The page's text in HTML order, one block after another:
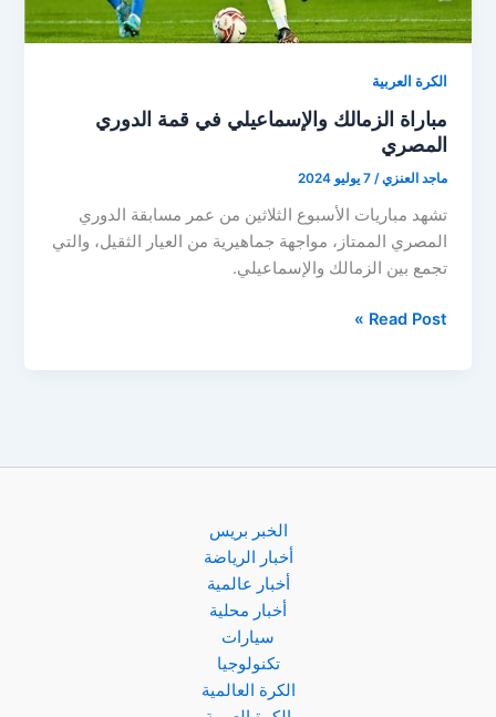
الكرة العربية
مباراة الزمالك والإسماعيلي في قمة الدوري
المصري
ماجد العنزي/7 يوليو 2024
تشهد مباريات الأسبوع الثلاثين من عمر مسابقة الدوري
المصري الممتاز، مواجهة جماهيرية من العيار الثقيل، والتي
تجمع بين الزمالك والإسماعيلي.
مباراة
Read Post »
الخبر بريس
أخبار الرياضة
أخبار عالمية
أخبار محلية
سيارات
تكنولوجيا
الكرة العالمية